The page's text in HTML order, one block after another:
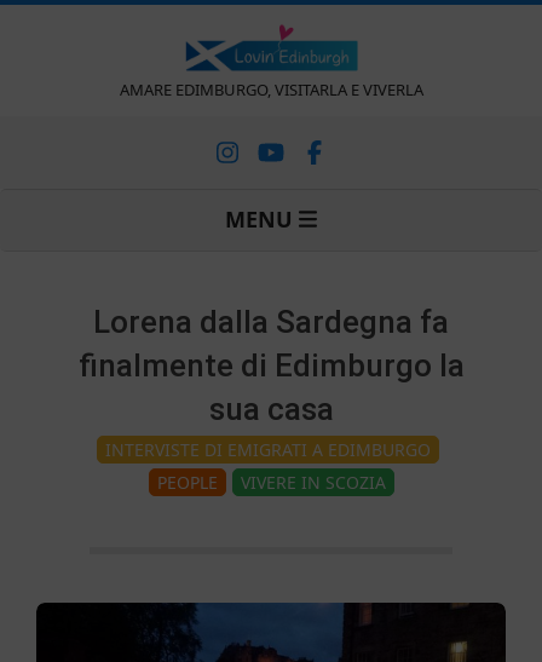
d
AMARE EDIMBURGO, VISITARLA E VIVERLA
MENU
Lorena dalla Sardegna fa
finalmente di Edimburgo la
sua casa
INTERVISTE DI EMIGRATI A EDIMBURGO
PEOPLE
VIVERE IN SCOZIA